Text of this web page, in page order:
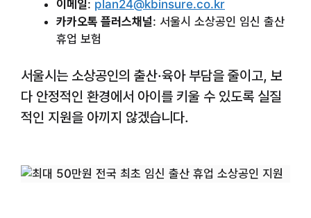
이메일: plan24@kbinsure.co.kr
카카오톡 플러스채널: 서울시 소상공인 임신 출산
휴업 보험
서울시는 소상공인의 출산·육아 부담을 줄이고, 보
다 안정적인 환경에서 아이를 키울 수 있도록 실질
적인 지원을 아끼지 않겠습니다.